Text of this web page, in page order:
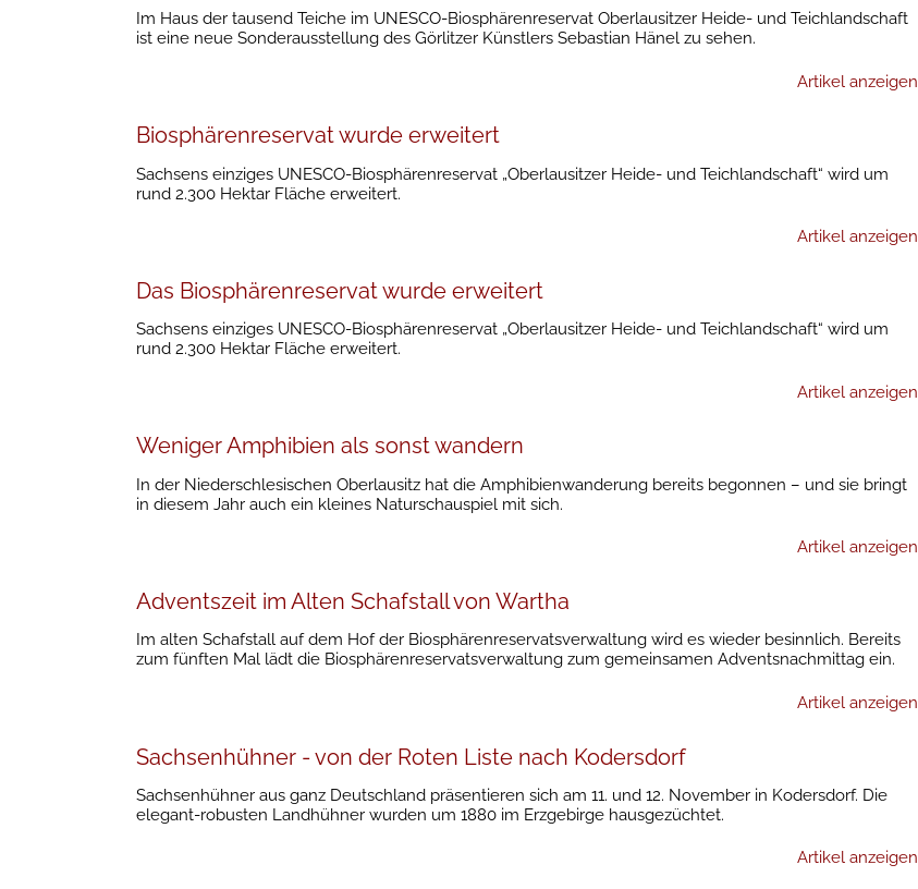
Im Haus der tausend Teiche im UNESCO-Biosphärenreservat Oberlausitzer Heide- und Teichlandschaft
ist eine neue Sonderausstellung des Görlitzer Künstlers Sebastian Hänel zu sehen.
Artikel anzeigen
Biosphärenreservat wurde erweitert
Sachsens einziges UNESCO-Biosphärenreservat „Oberlausitzer Heide- und Teichlandschaft“ wird um
rund 2.300 Hektar Fläche erweitert.
Artikel anzeigen
Das Biosphärenreservat wurde erweitert
Sachsens einziges UNESCO-Biosphärenreservat „Oberlausitzer Heide- und Teichlandschaft“ wird um
rund 2.300 Hektar Fläche erweitert.
Artikel anzeigen
Weniger Amphibien als sonst wandern
In der Niederschlesischen Oberlausitz hat die Amphibienwanderung bereits begonnen – und sie bringt
in diesem Jahr auch ein kleines Naturschauspiel mit sich.
Artikel anzeigen
Adventszeit im Alten Schafstall von Wartha
Im alten Schafstall auf dem Hof der Biosphärenreservatsverwaltung wird es wieder besinnlich. Bereits
zum fünften Mal lädt die Biosphärenreservatsverwaltung zum gemeinsamen Adventsnachmittag ein.
Artikel anzeigen
Sachsenhühner - von der Roten Liste nach Kodersdorf
Sachsenhühner aus ganz Deutschland präsentieren sich am 11. und 12. November in Kodersdorf. Die
elegant-robusten Landhühner wurden um 1880 im Erzgebirge hausgezüchtet.
Artikel anzeigen